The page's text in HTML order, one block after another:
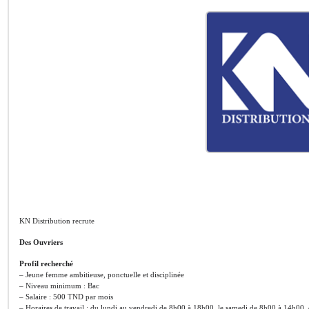
KN Distribution recrute
Des Ouvriers
Profil recherché
– Jeune femme ambitieuse, ponctuelle et disciplinée
– Niveau minimum : Bac
– Salaire : 500 TND par mois